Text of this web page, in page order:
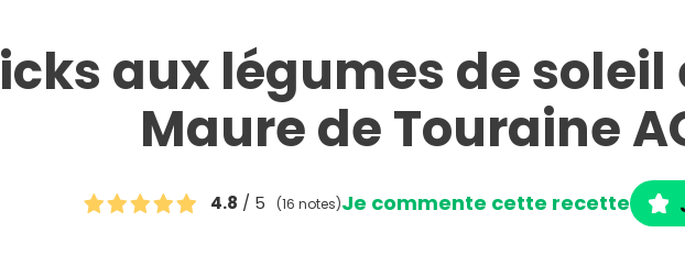
aux légumes de
Maure de Touraine
4.8 / 5 (16 notes)Je commente cette recette